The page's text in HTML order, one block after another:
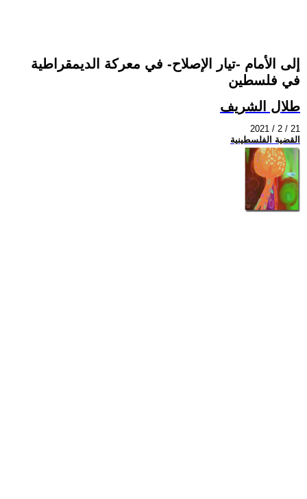
إلى الأمام -تيار الإصلاح- في معركة الديمقراطية
في فلسطين
طلال الشريف
2021 / 2 / 21
القضية الفلسطينية